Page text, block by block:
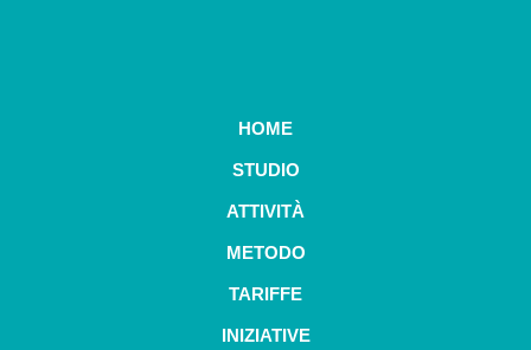
HOME
STUDIO
ATTIVITÀ
METODO
TARIFFE
INIZIATIVE